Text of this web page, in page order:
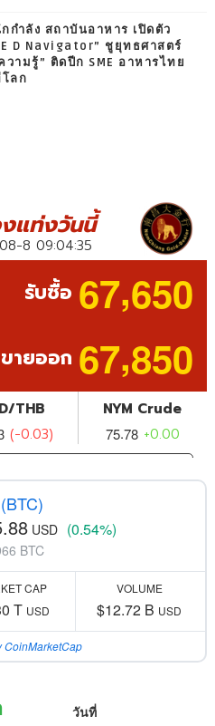
กกำลัง สถาบันอาหาร เปิดตัว
D Navigator” ชูยุทธศาสตร์
ามรู้” ติดปีก SME อาหารไทย
ลก
USD (0.54%)
BTC
CAP
T USD
VOLUME
$12.72 B USD
CoinMarketCap